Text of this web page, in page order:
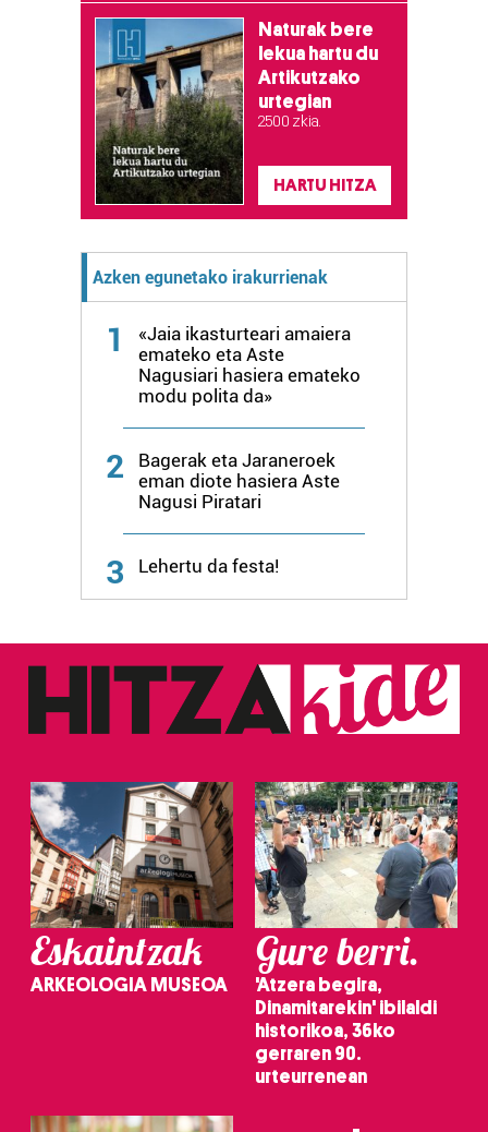
Naturak bere
lekua hartu du
Artikutzako
urtegian
2.500 zkia.
HARTU HITZA
Azken egunetako irakurrienak
1
«Jaia ikasturteari amaiera
emateko eta Aste
Nagusiari hasiera emateko
modu polita da»
2
Bagerak eta Jaraneroek
eman diote hasiera Aste
Nagusi Piratari
3 Lehertu da festa!
Eskaintzak
ARKEOLOGIA MUSEOA
Gure berri.
'Atzera begira,
Dinamitarekin' ibilaldi
historikoa, 36ko
gerraren 90.
urteurrenean